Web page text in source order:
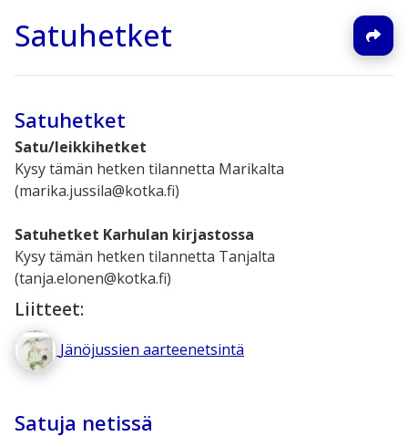
Satuhetket
Satuhetket
Satu/leikkihetket
Kysy tämän hetken tilannetta Marikalta
(marika.jussila@kotka.fi)
Satuhetket Karhulan kirjastossa
Kysy tämän hetken tilannetta Tanjalta
(tanja.elonen@kotka.fi)
Liitteet:
Jänöjussien aarteenetsintä
Satuja netissä